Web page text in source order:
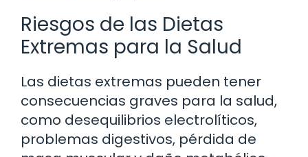
Riesgos de las Dietas
Extremas para la Salud
Las dietas extremas pueden tener
consecuencias graves para la salud,
como desequilibrios electrolíticos,
problemas digestivos, pérdida de